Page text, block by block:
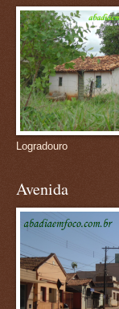
Logradouro
Avenida